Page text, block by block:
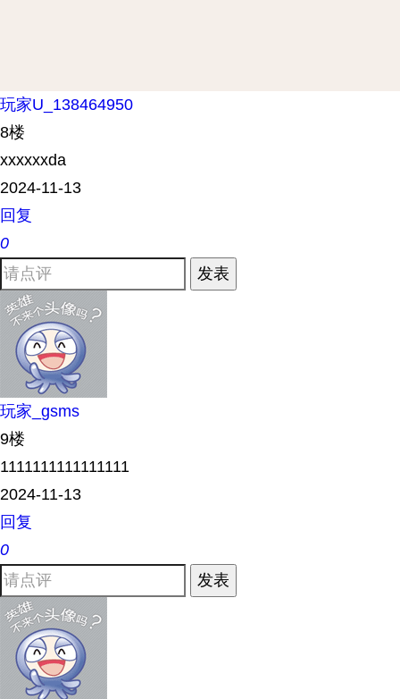
玩家U_138464950
8楼
xxxxxxda
2024-11-13
回复
0
发表
玩家_gsms
9楼
1111111111111111
2024-11-13
回复
0
发表